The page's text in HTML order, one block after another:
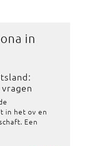
in
in het ov en
Een